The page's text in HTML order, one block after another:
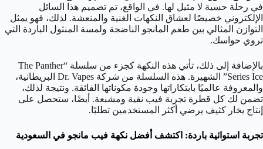
في رحلة حسية لا مثيل لها. في الواقع، تم تصميم هذا السائل
الإلكتروني خصيصًا لعشاق النكهات الغنية والمنعشة. لذلك، فهو يمثل
التوازن المثالي بين طعم المانجو الناضجة ولمسة المنثول الباردة التي
تروي حواسك.
بالإضافة إلى ذلك، تأتي هذه النكهة كجزء من سلسلة “The Panther
Series Ice” الشهيرة. هذه السلسلة من شركة Dr. Vapes البريطانية،
والمعروفة عالميًا بابتكاراتها وجودة مكوناتها الفائقة. ونتيجة لذلك،
تضمن لك كل قطرة تجربة فيب نقية ومشبعة. أيضًا، ستحصل على
إنتاج بخار كثيف يرضي أكثر المستخدمين تطلبًا.
تجربة استوائية باردة: اكتشف أفضل نكهة فيب مانجو في السعودية